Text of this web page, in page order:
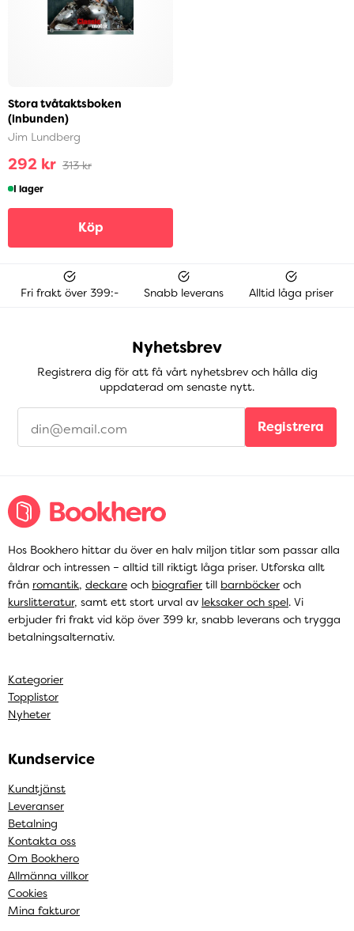
Stora tvåtaktsboken
(inbunden)
Jim Lundberg
292 kr 313 kr
I lager
Köp
Fri frakt över 399:- Snabb leverans Alltid låga priser
Nyhetsbrev
Registrera dig för att få vårt nyhetsbrev och hålla dig
uppdaterad om senaste nytt.
Registrera
Hos Bookhero hittar du över en halv miljon titlar som passar alla
åldrar och intressen – alltid till riktigt låga priser. Utforska allt
från romantik, deckare och biografier till barnböcker och
kurslitteratur, samt ett stort urval av leksaker och spel. Vi
erbjuder fri frakt vid köp över 399 kr, snabb leverans och trygga
betalningsalternativ.
Kategorier
Topplistor
Nyheter
Kundservice
Kundtjänst
Leveranser
Betalning
Kontakta oss
Om Bookhero
Allmänna villkor
Cookies
Mina fakturor